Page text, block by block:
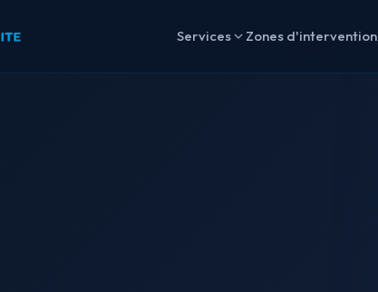
Services Zones d'intervention